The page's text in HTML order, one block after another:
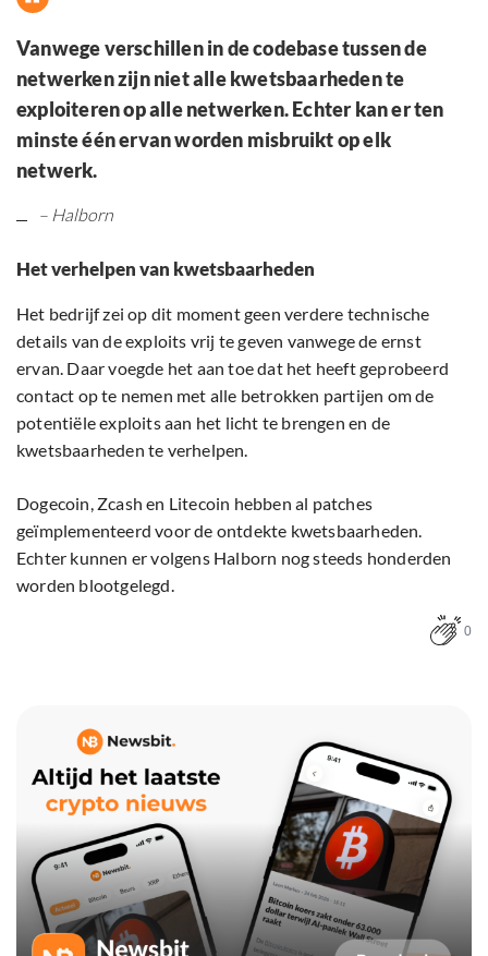
Vanwege verschillen in de codebase tussen de
netwerken zijn niet alle kwetsbaarheden te
exploiteren op alle netwerken. Echter kan er ten
minste één ervan worden misbruikt op elk
netwerk.
– Halborn
Het verhelpen van kwetsbaarheden
Het bedrijf zei op dit moment geen verdere technische
details van de exploits vrij te geven vanwege de ernst
ervan. Daar voegde het aan toe dat het heeft geprobeerd
contact op te nemen met alle betrokken partijen om de
potentiële exploits aan het licht te brengen en de
kwetsbaarheden te verhelpen.
Dogecoin, Zcash en Litecoin hebben al patches
geïmplementeerd voor de ontdekte kwetsbaarheden.
Echter kunnen er volgens Halborn nog steeds honderden
worden blootgelegd.
0